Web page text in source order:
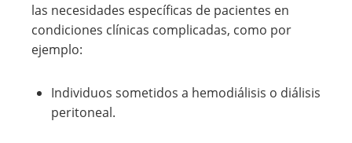
las necesidades específicas de pacientes en
condiciones clínicas complicadas, como por
ejemplo:
Individuos sometidos a hemodiálisis o diálisis
peritoneal.